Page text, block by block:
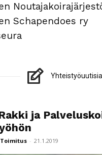
Schapendoes ry
Yhteistyöuutisia
ja
- 21.1.2019